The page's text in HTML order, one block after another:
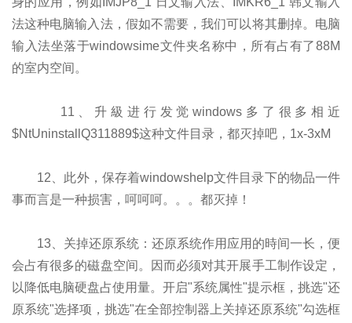
法这种电脑输入法，假如不需要，我们可以将其删掉。电脑
输入法坐落于windowsime文件夹名称中，所有占有了88M
的室内空间。
11、升級进行发觉windows多了很多相近
$NtUninstallQ311889$这种文件目录，都灭掉吧，1x-3xM
12、此外，保存着windowshelp文件目录下的物品一件
事而言是一种损害，呵呵呵。。。都灭掉！
13、关掉还原系统：还原系统作用应用的時间一长，便
会占有很多的磁盘空间。因而必须对其开展手工制作设定，
以降低电脑硬盘占使用量。开启"系统属性"提示框，挑选"还
原系统"选择项，挑选"在全部控制器上关掉还原系统"勾选框